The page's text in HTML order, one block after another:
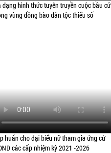
dạng hình thức tuyên truyền cuộc bầu cử
vùng đồng bào dân tộc thiểu số
huấn cho đại biểu nữ tham gia ứng cử
các cấp nhiệm kỳ 2021 -2026